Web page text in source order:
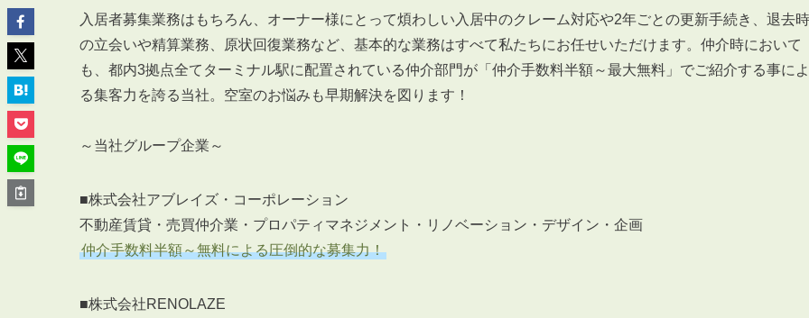
SERVICE管理オーナー様限定サービス
管理オーナー様ご紹介制度
投資不動産を売却したい方
マンションの自主管理について
アパートの大規模修繕について
アパートの監視カメラ設置について
BROKER仲介業者様へ
お問い合わせ
入居者募集業務はもちろん、オーナー様にとって煩わしい入居中のクレーム対応や2年ごとの更新手続き、退去時
の立会いや精算業務、原状回復業務など、基本的な業務はすべて私たちにお任せいただけます。仲介時において
も、都内3拠点全てターミナル駅に配置されている仲介部門が「仲介手数料半額～最大無料」でご紹介する事によ
る集客力を誇る当社。空室のお悩みも早期解決を図ります！
～当社グループ企業～
■株式会社アブレイズ・コーポレーション
不動産賃貸・売買仲介業・プロパティマネジメント・リノベーション・デザイン・企画
仲介手数料半額～無料による圧倒的な募集力！
■株式会社RENOLAZE